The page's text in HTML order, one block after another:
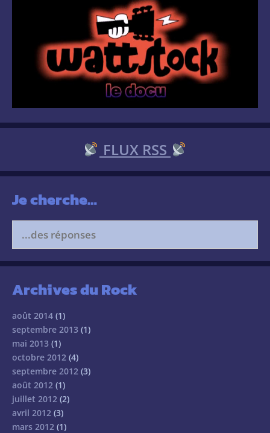
FLUX RSS
Je cherche…
Search
for:
Archives du Rock
août 2014 (1)
septembre 2013 (1)
mai 2013 (1)
octobre 2012 (4)
septembre 2012 (3)
août 2012 (1)
juillet 2012 (2)
avril 2012 (3)
mars 2012 (1)